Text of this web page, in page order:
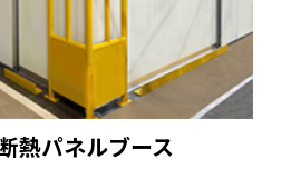
熱パネルブース